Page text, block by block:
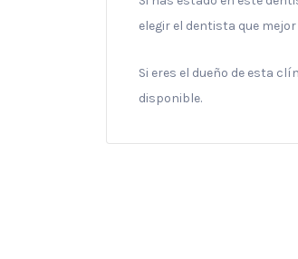
elegir el dentista que
Si eres el dueño de esta
disponible.